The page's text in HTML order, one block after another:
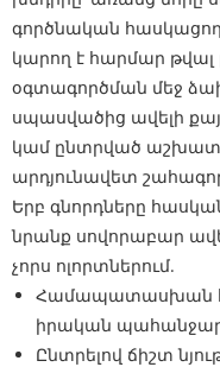
գործնական
կարող է հարմար
օգտագործման մեջ
սպասվածից ավելի
կամ ընտրված
արդյունավետ
Երբ գնորդները
նրանք սովորաբար
չորս ոլորտներում.
Համապատասխան
իրական
Ընտրելով ճիշտ